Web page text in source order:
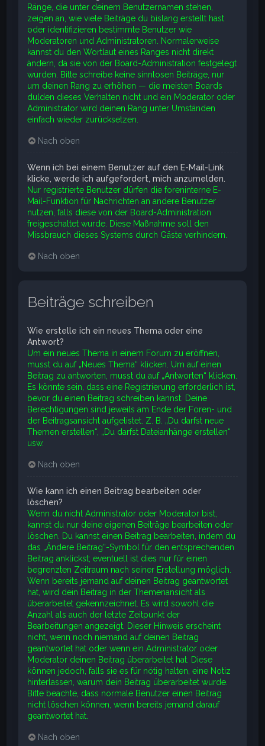
Ränge, die unter deinem Benutzernamen stehen,
zeigen an, wie viele Beiträge du bislang erstellt hast
oder identifizieren bestimmte Benutzer wie
Moderatoren und Administratoren. Normalerweise
kannst du den Wortlaut eines Ranges nicht direkt
ändern, da sie von der Board-Administration festgelegt
wurden. Bitte schreibe keine sinnlosen Beiträge, nur
um deinen Rang zu erhöhen — die meisten Boards
dulden dieses Verhalten nicht und ein Moderator oder
Administrator wird deinen Rang unter Umständen
einfach wieder zurücksetzen.
Nach oben
Wenn ich bei einem Benutzer auf den E-Mail-Link
klicke, werde ich aufgefordert, mich anzumelden.
Nur registrierte Benutzer dürfen die foreninterne E-
Mail-Funktion für Nachrichten an andere Benutzer
nutzen, falls diese von der Board-Administration
freigeschaltet wurde. Diese Maßnahme soll den
Missbrauch dieses Systems durch Gäste verhindern.
Nach oben
Beiträge schreiben
Wie erstelle ich ein neues Thema oder eine
Antwort?
Um ein neues Thema in einem Forum zu eröffnen,
musst du auf „Neues Thema“ klicken. Um auf einen
Beitrag zu antworten, musst du auf „Antworten“ klicken.
Es könnte sein, dass eine Registrierung erforderlich ist,
bevor du einen Beitrag schreiben kannst. Deine
Berechtigungen sind jeweils am Ende der Foren- und
der Beitragsansicht aufgelistet. Z. B. „Du darfst neue
Themen erstellen“, „Du darfst Dateianhänge erstellen“
usw.
Nach oben
Wie kann ich einen Beitrag bearbeiten oder
löschen?
Wenn du nicht Administrator oder Moderator bist,
kannst du nur deine eigenen Beiträge bearbeiten oder
löschen. Du kannst einen Beitrag bearbeiten, indem du
das „Ändere Beitrag“-Symbol für den entsprechenden
Beitrag anklickst; eventuell ist dies nur für einen
begrenzten Zeitraum nach seiner Erstellung möglich.
Wenn bereits jemand auf deinen Beitrag geantwortet
hat, wird dein Beitrag in der Themenansicht als
überarbeitet gekennzeichnet. Es wird sowohl die
Anzahl als auch der letzte Zeitpunkt der
Bearbeitungen angezeigt. Dieser Hinweis erscheint
nicht, wenn noch niemand auf deinen Beitrag
geantwortet hat oder wenn ein Administrator oder
Moderator deinen Beitrag überarbeitet hat. Diese
können jedoch, falls sie es für nötig halten, eine Notiz
hinterlassen, warum dein Beitrag überarbeitet wurde.
Bitte beachte, dass normale Benutzer einen Beitrag
nicht löschen können, wenn bereits jemand darauf
geantwortet hat.
Nach oben